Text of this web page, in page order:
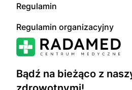
Bądź na bieżąco z
Regulamin
Regulamin organizacyjny